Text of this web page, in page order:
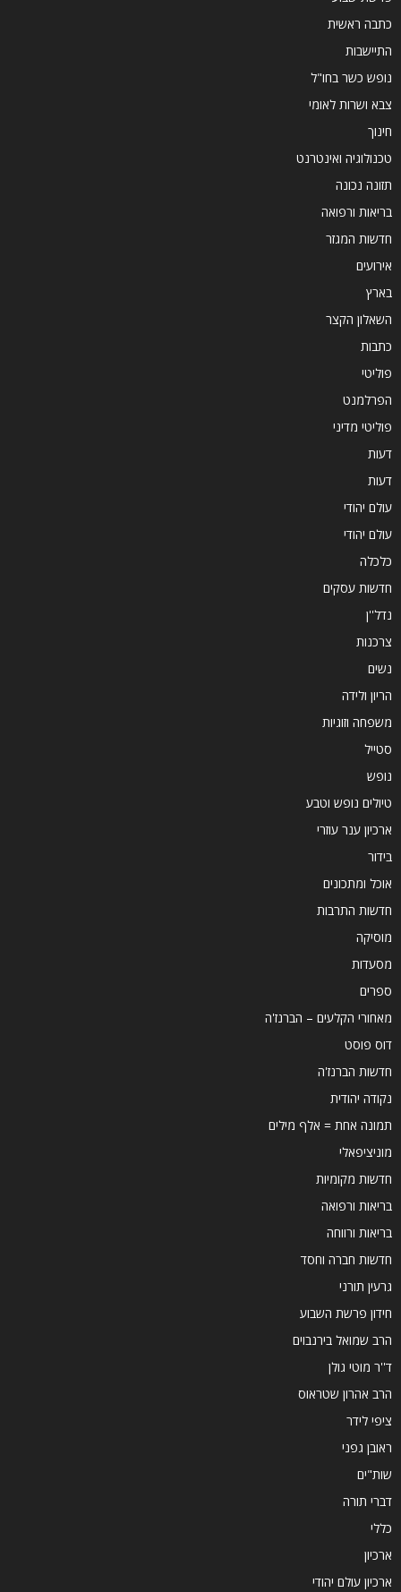
כתבה ראשית
התיישבות
נופש כשר בחו"ל
צבא ושרות לאומי
חינוך
טכנולוגיה ואינטרנט
תזונה נכונה
בריאות ורפואה
חדשות המגזר
אירועים
בארץ
השאלון הקצר
כתבות
פוליטי
הפרלמנט
פוליטי מדיני
דעות
דעות
עולם יהודי
עולם יהודי
כלכלה
חדשות עסקים
נדל''ן
צרכנות
נשים
הריון ולידה
משפחה וזוגיות
סטייל
נופש
טיולים נופש וטבע
ארכיון ענר עוזרי
בידור
אוכל ומתכונים
חדשות התרבות
מוסיקה
מסעדות
ספרים
מאחורי הקלעים – הברנז'ה
דוס פוסט
חדשות הברנז'ה
נקודה יהודית
תמונה אחת = אלף מילים
מוניציפאלי
חדשות מקומיות
בריאות ורפואה
בריאות ורווחה
חדשות חברה וחסד
גרעין תורני
חידון פרשת השבוע
הרב שמואל בירנבוים
ד''ר מוטי גולן
הרב אהרון שטראוס
ציפי לידר
ראובן גפני
שות"ים
דברי תורה
כללי
ארכיון
ארכיון עולם יהודי